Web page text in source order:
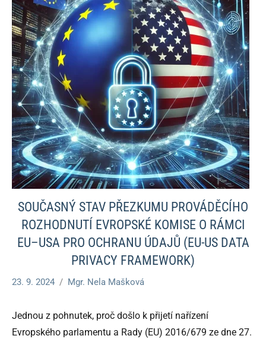
SOUČASNÝ STAV PŘEZKUMU PROVÁDĚCÍHO
ROZHODNUTÍ EVROPSKÉ KOMISE O RÁMCI
EU–USA PRO OCHRANU ÚDAJŮ (EU-US DATA
PRIVACY FRAMEWORK)
23. 9. 2024 Mgr. Nela Mašková
Jednou z pohnutek, proč došlo k přijetí nařízení
Evropského parlamentu a Rady (EU) 2016/679 ze dne 27.